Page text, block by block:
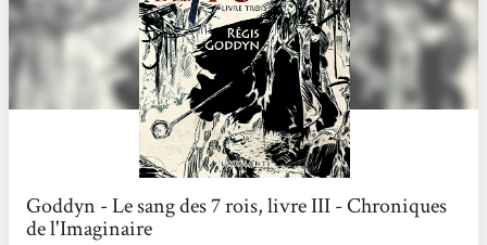
Goddyn - Le sang des 7 rois, livre III - Chroniques
de l'Imaginaire